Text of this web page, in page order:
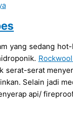
yang sedang
Rockwool
serat-serat
Selain jadi
api/